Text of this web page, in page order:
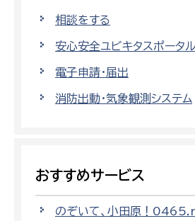
相談をする
安心安全ユビキタスポータル
電子申請・届出
消防出動・気象観測システム
おすすめサービス
のぞいて、小田原！